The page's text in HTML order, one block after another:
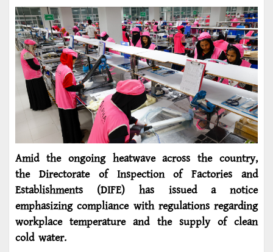
Amid the ongoing heatwave across the country,
the Directorate of Inspection of Factories and
Establishments (DIFE) has issued a notice
emphasizing compliance with regulations regarding
workplace temperature and the supply of clean
cold water.